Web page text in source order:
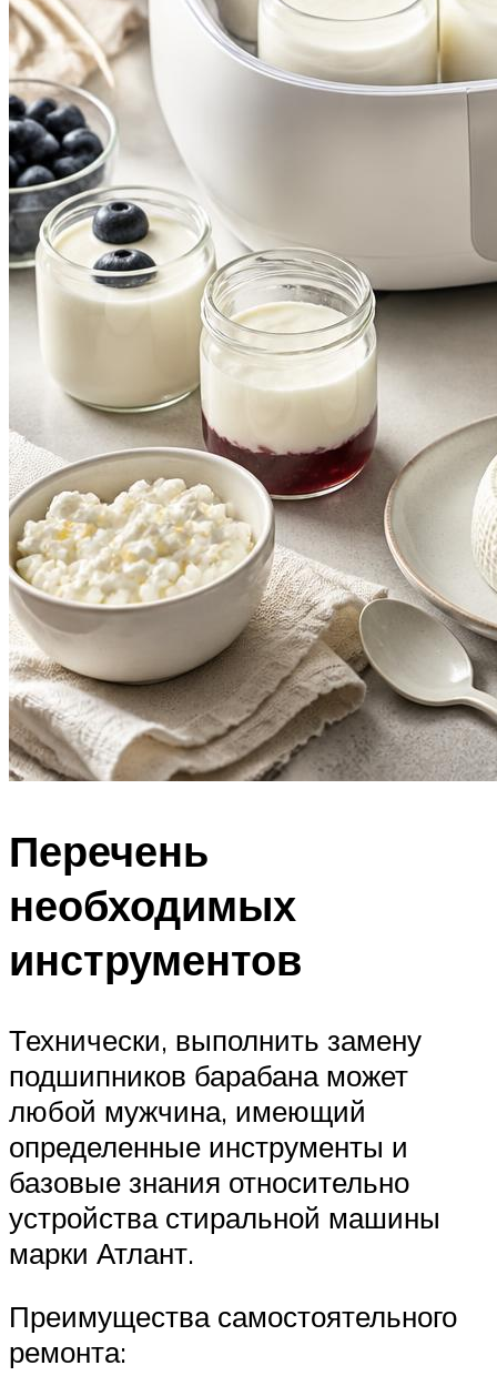
Перечень
необходимых
инструментов
Технически, выполнить замену
подшипников барабана может
любой мужчина, имеющий
определенные инструменты и
базовые знания относительно
устройства стиральной машины
марки Атлант.
Преимущества самостоятельного
ремонта: